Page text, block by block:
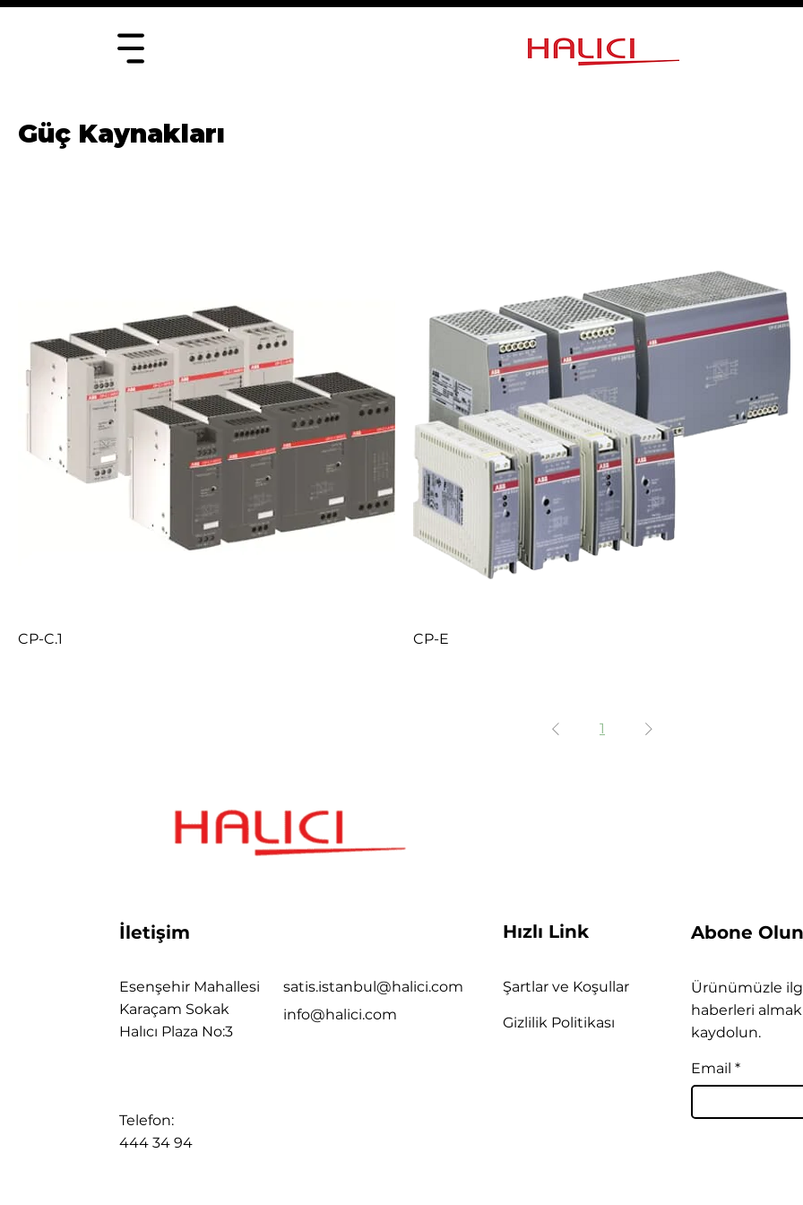
Güç Kaynakları
CP-C.1 CP-E
1
İletişim
Esenşehir Mahallesi
Karaçam Sokak
Halıcı Plaza No:3
satis.istanbul@halici.com
info@halici.com
Telefon:
444 34 94
Hızlı Link
Şartlar ve Koşullar
Gizlilik Politikası
Abone Olun
Ürünümüzle
haberleri
kaydolun.
Email